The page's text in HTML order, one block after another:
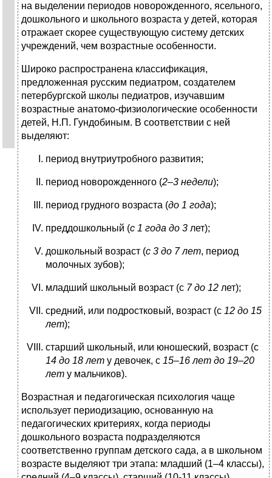
на выделении периодов новорожденного, ясельного,
дошкольного и школьного возраста у детей, которая
отражает скорее существующую систему детских
учреждений, чем возрастные особенности.
Широко распространена классификация,
предложенная русским педиатром, создателем
петербургской школы педиатров, изучавшим
возрастные анатомо-физиологические особенности
детей, Н.П. Гундобиным. В соответствии с ней
выделяют:
период внутриутробного развития;
период новорожденного (2–3 недели);
период грудного возраста (до 1 года);
преддошкольный (с 1 года до 3 лет);
дошкольный возраст (с 3 до 7 лет, период
молочных зубов);
младший школьный возраст (с 7 до 12 лет);
средний, или подростковый, возраст (с 12 до 15
лет);
старший школьный, или юношеский, возраст (с
14 до 18 лет у девочек, с 15–16 лет до 19–20
лет у мальчиков).
Возрастная и педагогическая психология чаще
использует периодизацию, основанную на
педагогических критериях, когда периоды
дошкольного возраста подразделяются
соответственно группам детского сада, а в школьном
возрасте выделяют три этапа: младший (1–4 классы),